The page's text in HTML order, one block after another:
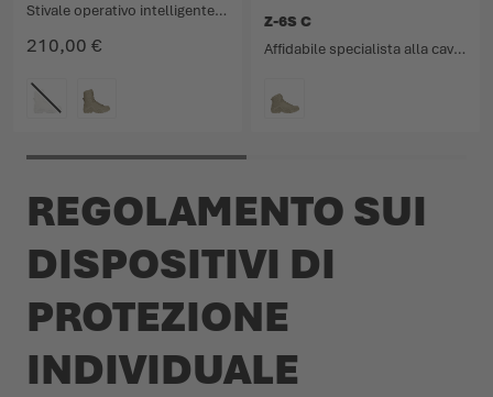
210,00 €
Stivale operativo intelligente e versatile dal comfort straordinario.
Z-6S C
Affidabile specialista alla caviglia per il fast roping.
REGOLAMENTO SUI
DISPOSITIVI DI
PROTEZIONE
INDIVIDUALE